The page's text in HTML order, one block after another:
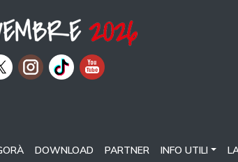
DOWNLOAD PARTNER INFO UTILI